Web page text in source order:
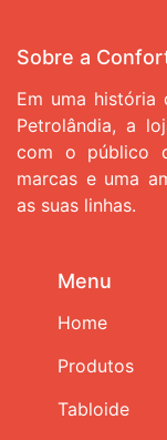
Sobre a
Em uma história
Petrolândia, a
com o público
marcas e uma
as suas linhas.
Menu
Home
Produtos
Tabloide